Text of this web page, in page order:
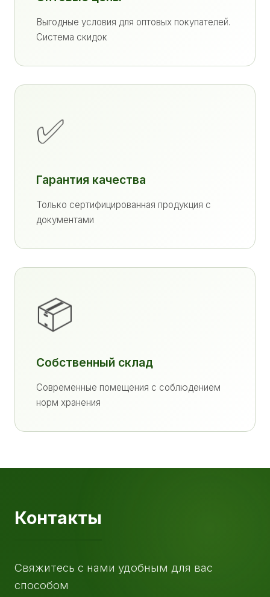
Выгодные условия для оптовых покупателей.
Система скидок
✅
Гарантия качества
Только сертифицированная продукция с
документами
📦
Собственный склад
Современные помещения с соблюдением
норм хранения
Контакты
Свяжитесь с нами удобным для вас
способом